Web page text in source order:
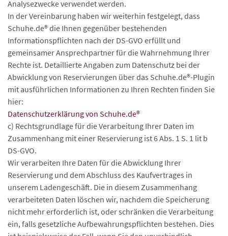
Analysezwecke verwendet werden.
In der Vereinbarung haben wir weiterhin festgelegt, dass
Schuhe.de® die Ihnen gegenüber bestehenden
Informationspflichten nach der DS-GVO erfüllt und
gemeinsamer Ansprechpartner für die Wahrnehmung Ihrer
Rechte ist. Detaillierte Angaben zum Datenschutz bei der
Abwicklung von Reservierungen über das Schuhe.de®-Plugin
mit ausführlichen Informationen zu Ihren Rechten finden Sie
hier:
Datenschutzerklärung von Schuhe.de®
c) Rechtsgrundlage für die Verarbeitung Ihrer Daten im
Zusammenhang mit einer Reservierung ist 6 Abs. 1 S. 1 lit b
DS-GVO.
Wir verarbeiten Ihre Daten für die Abwicklung Ihrer
Reservierung und dem Abschluss des Kaufvertrages in
unserem Ladengeschäft. Die in diesem Zusammenhang
verarbeiteten Daten löschen wir, nachdem die Speicherung
nicht mehr erforderlich ist, oder schränken die Verarbeitung
ein, falls gesetzliche Aufbewahrungspflichten bestehen. Dies